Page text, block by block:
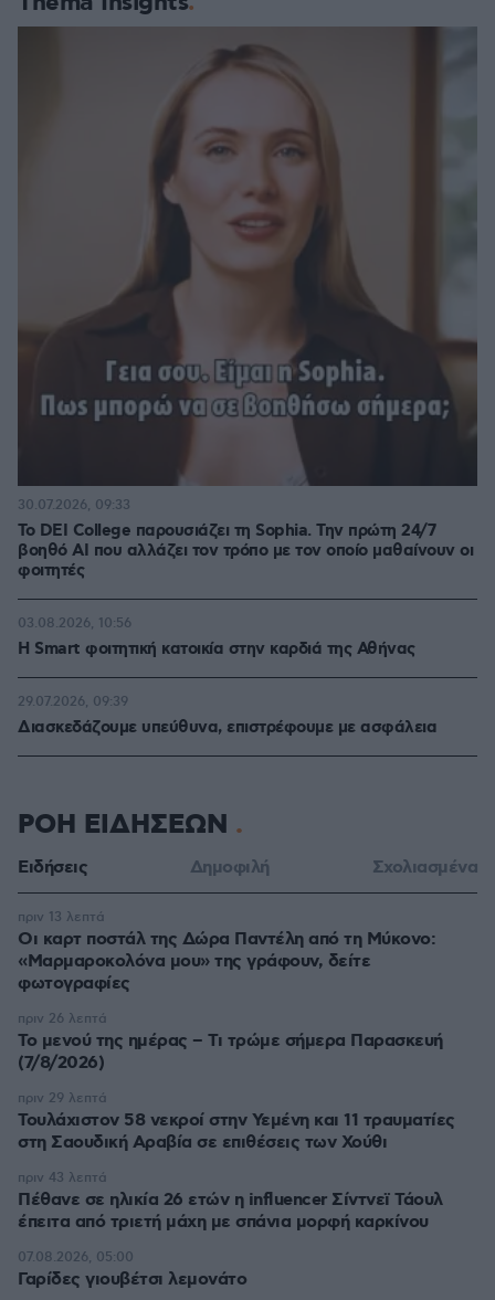
Το DEI College παρουσιάζει τη Sophia. Την πρώτη 24/7
βοηθό AI που αλλάζει τον τρόπο με τον οποίο μαθαίνουν οι
φοιτητές
30.07.2026, 09:33
Η Smart φοιτητική κατοικία στην καρδιά της Αθήνας
03.08.2026, 10:56
Διασκεδάζουμε υπεύθυνα, επιστρέφουμε με ασφάλεια
29.07.2026, 09:39
ΡΟΗ ΕΙΔΗΣΕΩΝ
Ειδήσεις Δημοφιλή Σχολιασμένα
Οι καρτ ποστάλ της Δώρα Παντέλη από τη Μύκονο:
«Μαρμαροκολόνα μου» της γράφουν, δείτε
φωτογραφίες
πριν 13 λεπτά
Το μενού της ημέρας – Τι τρώμε σήμερα Παρασκευή
(7/8/2026)
πριν 26 λεπτά
Τουλάχιστον 58 νεκροί στην Υεμένη και 11 τραυματίες
στη Σαουδική Αραβία σε επιθέσεις των Χούθι
πριν 29 λεπτά
Πέθανε σε ηλικία 26 ετών η influencer Σίντνεϊ Τάουλ
έπειτα από τριετή μάχη με σπάνια μορφή καρκίνου
πριν 43 λεπτά
Γαρίδες γιουβέτσι λεμονάτο
07.08.2026, 05:00